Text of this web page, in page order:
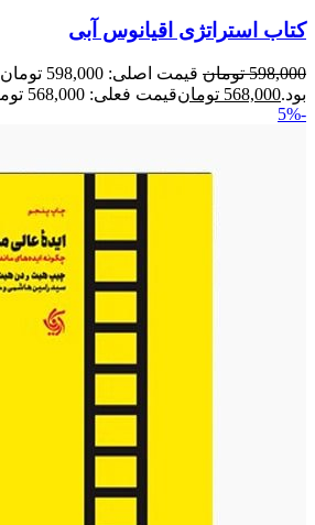
کتاب استراتژی اقیانوس آبی
598,000 تومان
قیمت اصلی: 598,000 تومان
بود.568,000 تومانقیمت فعلی: 568,000 تومان.
-5%